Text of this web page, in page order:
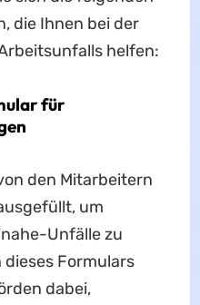
die Ihnen bei der
helfen:
für
den Mitarbeitern
um
Unfälle zu
Formulars
dabei,